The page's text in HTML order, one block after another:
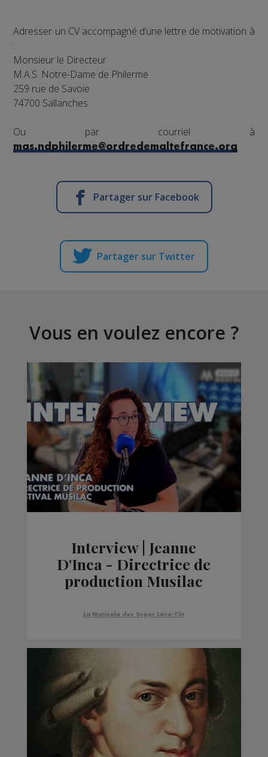
Adresser un CV accompagné d’une lettre de motivation à
:
Monsieur le Directeur
M.A.S. Notre-Dame de Philerme
259 rue de Savoie
74700 Sallanches
Ou par courriel à
mas.ndphilerme@ordredemaltefrance.org
Partager sur Facebook
Partager sur Twitter
Vous en voulez encore ?
Interview | Jeanne
D'Inca - Directrice de
production Musilac
La Matinale des Super Lève-Tôt